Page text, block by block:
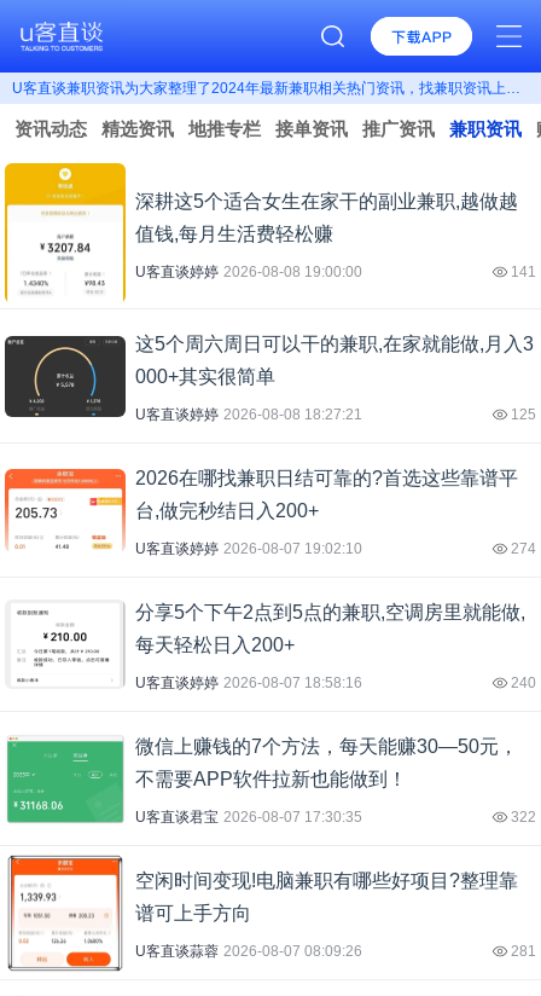
资讯动态 精选资讯 地推专栏 接单资讯 推广资讯 兼职资讯
深耕这5个适合女生在家干的副业兼职,越做越
值钱,每月生活费轻松赚
U客直谈婷婷 2026-08-08 19:00:00 141
这5个周六周日可以干的兼职,在家就能做,月入3
000+其实很简单
U客直谈婷婷 2026-08-08 18:27:21 125
2026在哪找兼职日结可靠的?首选这些靠谱平
台,做完秒结日入200+
U客直谈婷婷 2026-08-07 19:02:10 274
分享5个下午2点到5点的兼职,空调房里就能做,
每天轻松日入200+
U客直谈婷婷 2026-08-07 18:58:16 240
微信上赚钱的7个方法，每天能赚30—50元，
不需要APP软件拉新也能做到！
U客直谈君宝 2026-08-07 17:30:35 322
空闲时间变现!电脑兼职有哪些好项目?整理靠
谱可上手方向
U客直谈蒜蓉 2026-08-07 08:09:26 281